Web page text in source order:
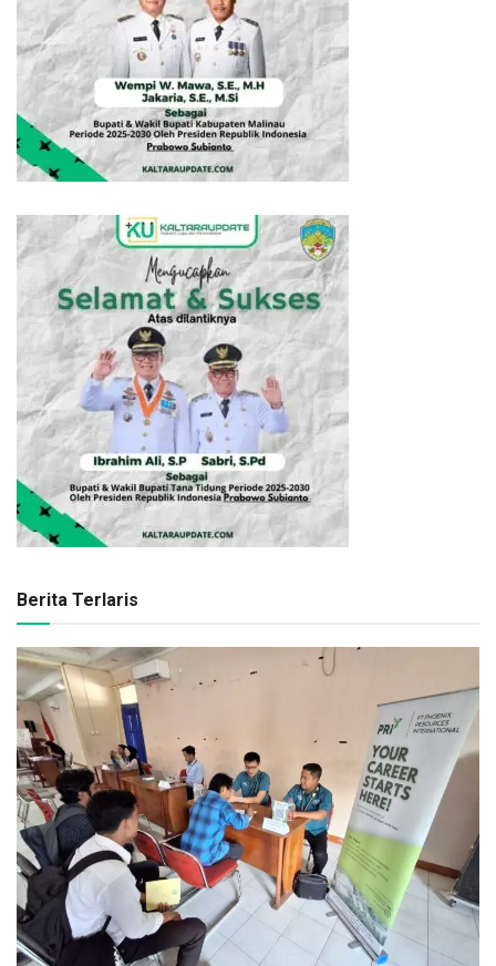
Berita Terlaris